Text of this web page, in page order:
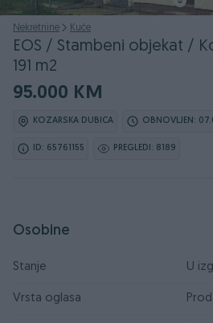
Nekretnine Kuće
EOS / Stambeni objekat /
191 m2
95.000 KM
KOZARSKA DUBICA OBNOVLJEN:
ID: 65761155 PREGLEDI: 8189
Osobine
Stanje U
Vrsta oglasa